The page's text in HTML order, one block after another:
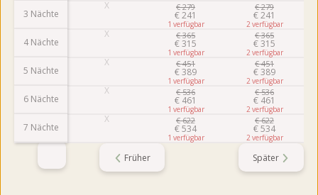
Früher Später
3 Nächte
4 Nächte
5 Nächte
6 Nächte
7 Nächte
€ 279
€241
1
€ 365
€315
1
€ 451
€389
1
€ 536
€ 461
1
€ 622
€534
1
€ 279
€241
2
€ 365
€315
2
€ 451
€389
2
€ 536
€ 461
2
€ 622
€534
2